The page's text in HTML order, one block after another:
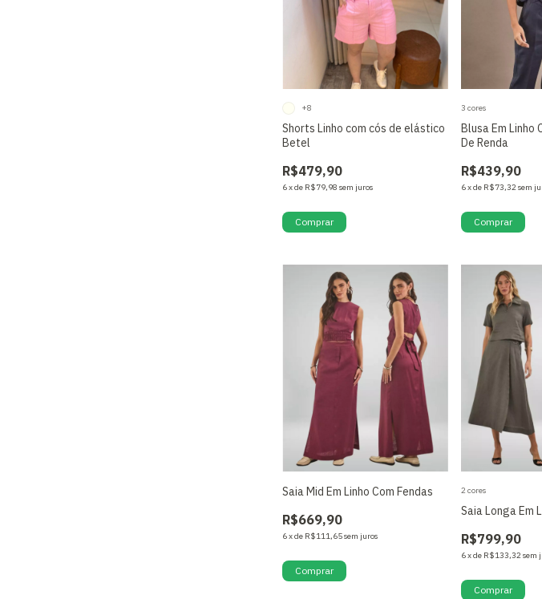
Shorts Linho com cós de elástico
Betel
R$479,90
6xde R$79,98 sem juros
+8
Comprar
Blusa Em Linho
De Renda
R$439,90
6xde R$73,32sem
3 cores
Comprar
Saia Mid Em Linho Com Fendas
R$669,90
6xde R$111,65sem juros
Comprar
Saia Longa Em
R$799,90
6xde R$133,32sem
2 cores
Comprar